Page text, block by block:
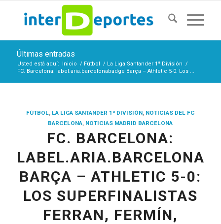
Últimas entradas
Usted está aquí: Inicio / Fútbol / La Liga Santander 1ª División /
FC. Barcelona: label.aria.barcelonabadge Barça – Athletic 5-0: Los ...
FÚTBOL, LA LIGA SANTANDER 1ª DIVISIÓN, NOTICIAS DEL FC
BARCELONA, NOTICIAS MADRID BARCELONA
FC. BARCELONA:
BARÇA – ATHLETIC 5-0:
LOS SUPERFINALISTAS
FERRAN, FERMÍN,